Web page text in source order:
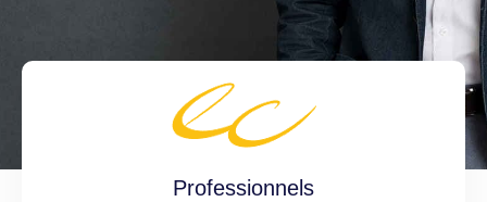
Professionnels